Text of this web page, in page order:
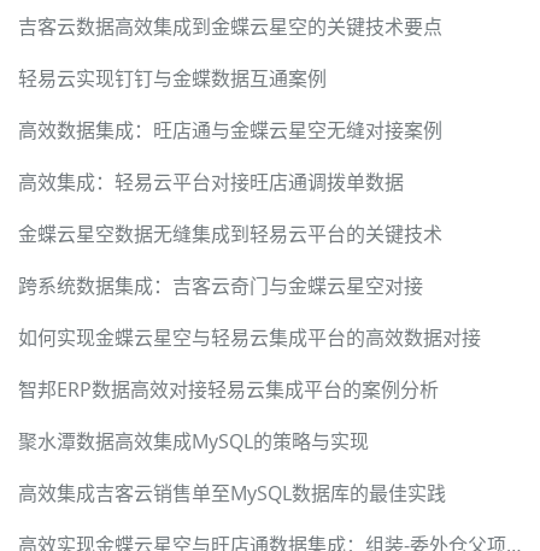
吉客云数据高效集成到金蝶云星空的关键技术要点
轻易云实现钉钉与金蝶数据互通案例
高效数据集成：旺店通与金蝶云星空无缝对接案例
高效集成：轻易云平台对接旺店通调拨单数据
金蝶云星空数据无缝集成到轻易云平台的关键技术
跨系统数据集成：吉客云奇门与金蝶云星空对接
如何实现金蝶云星空与轻易云集成平台的高效数据对接
智邦ERP数据高效对接轻易云集成平台的案例分析
聚水潭数据高效集成MySQL的策略与实现
高效集成吉客云销售单至MySQL数据库的最佳实践
高效实现金蝶云星空与旺店通数据集成：组装-委外仓父项入库的解决方案